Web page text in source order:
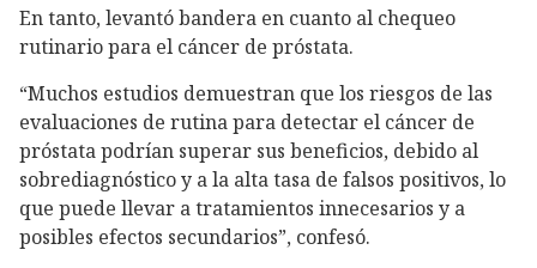
En tanto, levantó bandera en cuanto al chequeo
rutinario para el cáncer de próstata.
“Muchos estudios demuestran que los riesgos de las
evaluaciones de rutina para detectar el cáncer de
próstata podrían superar sus beneficios, debido al
sobrediagnóstico y a la alta tasa de falsos positivos, lo
que puede llevar a tratamientos innecesarios y a
posibles efectos secundarios”, confesó.